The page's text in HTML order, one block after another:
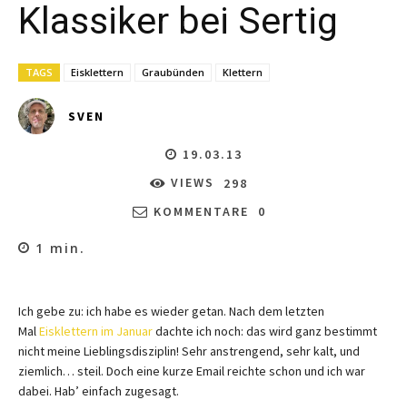
Klassiker bei Sertig
TAGS Eisklettern Graubünden Klettern
SVEN
19.03.13
VIEWS
298
KOMMENTARE
0
1 min.
Ich gebe zu: ich habe es wieder getan. Nach dem letzten
MalEisklettern im Januardachte ich noch: das wird ganz bestimmt
nicht meine Lieblingsdisziplin! Sehr anstrengend, sehr kalt, und
ziemlich… steil. Doch eine kurze Email reichte schon und ich war
dabei. Hab’ einfach zugesagt.